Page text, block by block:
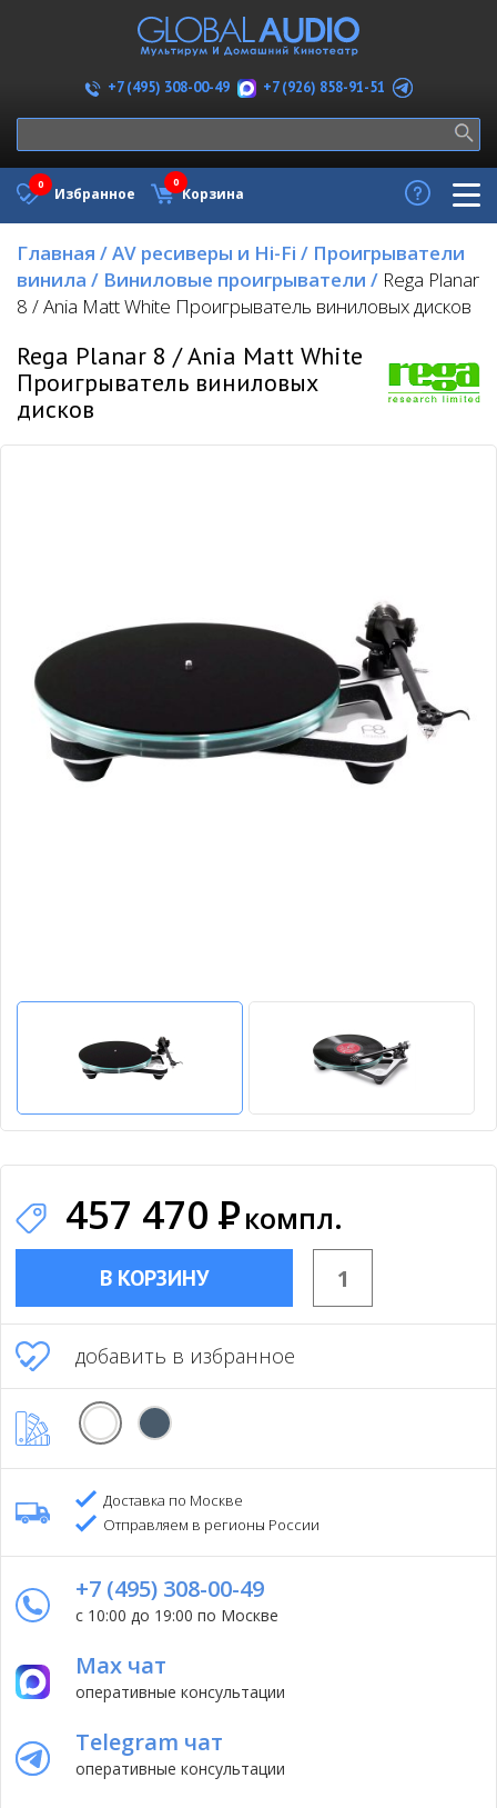
+7 (495) 308-00-49 +7 (926) 858-91-51
Избранное
0
Корзина
0
Главная /AV ресиверы и Hi-Fi / Проигрыватели
винила / Виниловые проигрыватели / Rega Planar
8 / Ania Matt White Проигрыватель виниловых дисков
Rega Planar 8 / Ania Matt White
Проигрыватель виниловых
дисков
457 470 Ркомпл.
В КОРЗИНУ
добавить в избранное
Доставка по Москве
Отправляем в регионы России
+7 (495) 308-00-49
с 10:00 до 19:00 по Москве
Max чат
оперативные консультации
Telegram чат
оперативные консультации